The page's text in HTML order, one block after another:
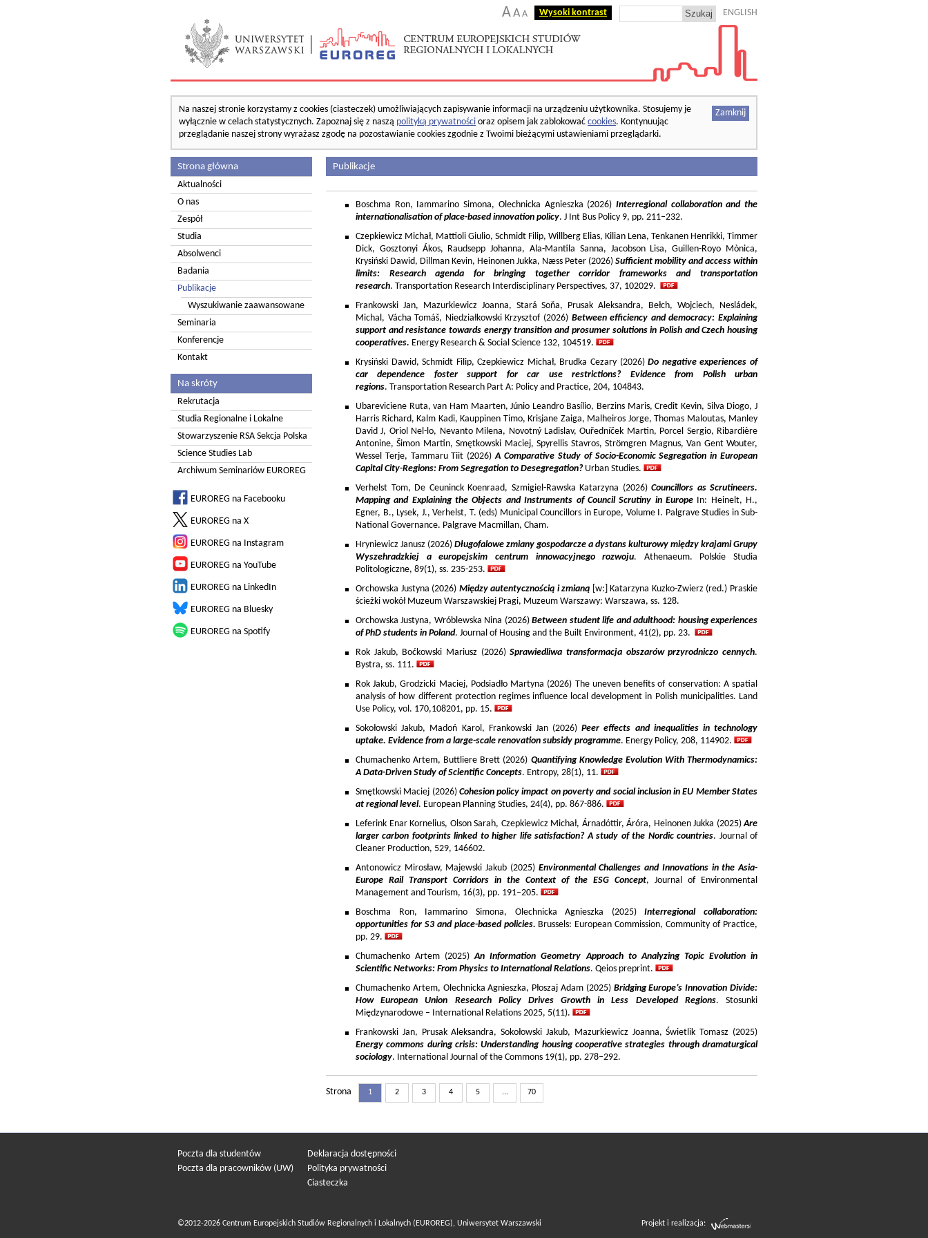
AA A Wysoki kontrast ENGLISH
Zamknij
Na naszej stronie korzystamy z cookies (ciasteczek) umożliwiających zapisywanie informacji na urządzeniu użytkownika. Stosujemy je
wyłącznie w celach statystycznych. Zapoznaj się z naszą polityką prywatności oraz opisem jak zablokować cookies. Kontynuując
przeglądanie naszej strony wyrażasz zgodę na pozostawianie cookies zgodnie z Twoimi bieżącymi ustawieniami przeglądarki.
Strona główna
Aktualności
O nas
Zespół
Studia
Absolwenci
Badania
Publikacje
Wyszukiwanie zaawansowane
Seminaria
Konferencje
Kontakt
Na skróty
Rekrutacja
Studia Regionalne i Lokalne
Stowarzyszenie RSA Sekcja Polska
Science Studies Lab
Archiwum Seminariów EUROREG
EUROREG na Facebooku
EUROREG na X
EUROREG na Instagram
EUROREG na YouTube
EUROREG na LinkedIn
EUROREG na Bluesky
EUROREG na Spotify
Publikacje
Boschma Ron, Iammarino Simona, Olechnicka Agnieszka (2026) Interregional collaboration and the
internationalisation of place-based innovation policy. J Int Bus Policy 9, pp. 211–232.
Czepkiewicz Michał, Mattioli Giulio, Schmidt Filip, Willberg Elias, Kilian Lena, Tenkanen Henrikki, Timmer
Dick, Gosztonyi Ákos, Raudsepp Johanna, Ala-Mantila Sanna, Jacobson Lisa, Guillen-Royo Mònica,
Krysiński Dawid, Dillman Kevin, Heinonen Jukka, Næss Peter (2026) Sufficient mobility and access within
limits: Research agenda for bringing together corridor frameworks and transportation
research. Transportation Research Interdisciplinary Perspectives, 37, 102029.
Frankowski Jan, Mazurkiewicz Joanna, Stará Soňa, Prusak Aleksandra, Bełch, Wojciech, Nesládek,
Michal, Vácha Tomáš, Niedziałkowski Krzysztof (2026) Between efficiency and democracy: Explaining
support and resistance towards energy transition and prosumer solutions in Polish and Czech housing
cooperatives. Energy Research & Social Science 132, 104519.
Krysiński Dawid, Schmidt Filip, Czepkiewicz Michał, Brudka Cezary (2026)Do negative experiences of
car dependence foster support for car use restrictions? Evidence from Polish urban
regions. Transportation Research Part A: Policy and Practice, 204, 104843.
Ubareviciene Ruta, van Ham Maarten, Júnio Leandro Basílio, Berzins Maris, Credit Kevin, Silva Diogo, J
Harris Richard, Kalm Kadi, Kauppinen Timo, Krisjane Zaiga, Malheiros Jorge, Thomas Maloutas, Manley
David J, Oriol Nel-lo, Nevanto Milena, Novotný Ladislav, Ouředníček Martin, Porcel Sergio, Ribardière
Antonine, Šimon Martin, Smętkowski Maciej, Spyrellis Stavros, Strömgren Magnus, Van Gent Wouter,
Wessel Terje, Tammaru Tiit (2026)A Comparative Study of Socio-Economic Segregation in European
Capital City-Regions: From Segregation to Desegregation?Urban Studies.
Verhelst Tom, De Ceuninck Koenraad, Szmigiel-Rawska Katarzyna (2026) Councillors as Scrutineers.
Mapping and Explaining the Objects and Instruments of Council Scrutiny in EuropeIn: Heinelt, H.,
Egner, B., Lysek, J., Verhelst, T. (eds) Municipal Councillors in Europe, Volume I. Palgrave Studies in Sub-
National Governance. Palgrave Macmillan, Cham.
Hryniewicz Janusz (2026) Długofalowe zmiany gospodarcze a dystans kulturowy między krajami Grupy
Wyszehradzkiej a europejskim centrum innowacyjnego rozwoju. Athenaeum. Polskie Studia
Politologiczne, 89(1), ss. 235-253.
Orchowska Justyna (2026) Między autentycznością i zmianą [w:] Katarzyna Kuzko-Zwierz (red.) Praskie
ścieżki wokół Muzeum Warszawskiej Pragi, Muzeum Warszawy: Warszawa, ss. 128.
Orchowska Justyna, Wróblewska Nina (2026)Between student life and adulthood: housing experiences
of PhD students in Poland. Journal of Housing and the Built Environment, 41(2), pp. 23.
Rok Jakub, Boćkowski Mariusz (2026)Sprawiedliwa transformacja obszarów przyrodniczo cennych.
Bystra, ss. 111.
Rok Jakub, Grodzicki Maciej, Podsiadło Martyna (2026) The uneven benefits of conservation: A spatial
analysis of how different protection regimes influence local development in Polish municipalities. Land
Use Policy, vol. 170,108201, pp. 15.
Sokołowski Jakub, Madoń Karol, Frankowski Jan (2026)Peer effects and inequalities in technology
uptake. Evidence from a large-scale renovation subsidy programme. Energy Policy, 208, 114902.
Chumachenko Artem, Buttliere Brett (2026) Quantifying Knowledge Evolution With Thermodynamics:
A Data-Driven Study of Scientific Concepts. Entropy, 28(1), 11.
Smętkowski Maciej (2026) Cohesion policy impact on poverty and social inclusion in EU Member States
at regional level. European Planning Studies, 24(4), pp. 867-886.
Leferink Enar Kornelius, Olson Sarah, Czepkiewicz Michał, Árnadóttir, Áróra, Heinonen Jukka (2025)Are
larger carbon footprints linked to higher life satisfaction? A study of the Nordic countries. Journal of
Cleaner Production, 529, 146602.
Antonowicz Mirosław, Majewski Jakub (2025) Environmental Challenges and Innovations in the Asia-
Europe Rail Transport Corridors in the Context of the ESG Concept, Journal of Environmental
Management and Tourism, 16(3), pp. 191–205.
Boschma Ron, Iammarino Simona, Olechnicka Agnieszka (2025)Interregional collaboration:
opportunities for S3 and place-based policies. Brussels: European Commission, Community of Practice,
pp. 29.
Chumachenko Artem (2025)An Information Geometry Approach to Analyzing Topic Evolution in
Scientific Networks: From Physics to International Relations. Qeios preprint.
Chumachenko Artem, Olechnicka Agnieszka, Płoszaj Adam (2025) Bridging Europe’s Innovation Divide:
How European Union Research Policy Drives Growth in Less Developed Regions. Stosunki
Międzynarodowe – International Relations 2025, 5(11).
Frankowski Jan, Prusak Aleksandra, Sokołowski Jakub, Mazurkiewicz Joanna, Świetlik Tomasz (2025)
Energy commons during crisis: Understanding housing cooperative strategies through dramaturgical
sociology. International Journal of the Commons 19(1), pp. 278–292.
Strona 1 2 3 4 5 ... 70
Poczta dla studentów
Poczta dla pracowników (UW)
Deklaracja dostępności
Polityka prywatności
Ciasteczka
©2012-2026 Centrum Europejskich Studiów Regionalnych i Lokalnych (EUROREG), Uniwersytet Warszawski Projekt i realizacja: